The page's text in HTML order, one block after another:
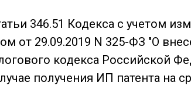
346.51 Кодекса с учетом
от 29.09.2019 N 325-ФЗ "О
кодекса Российской
получения ИП патента на